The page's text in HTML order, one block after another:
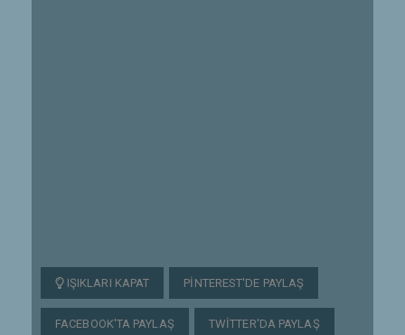
IŞIKLARI KAPAT PINTEREST'DE PAYLAŞ
FACEBOOK'TA PAYLAŞ TWITTER'DA PAYLAŞ